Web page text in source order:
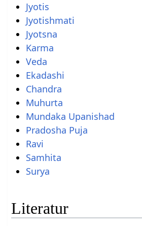
Jyotis
Jyotishmati
Jyotsna
Karma
Veda
Ekadashi
Chandra
Muhurta
Mundaka Upanishad
Pradosha Puja
Ravi
Samhita
Surya
Literatur